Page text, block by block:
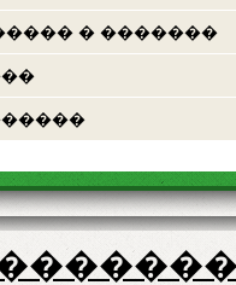
� �������